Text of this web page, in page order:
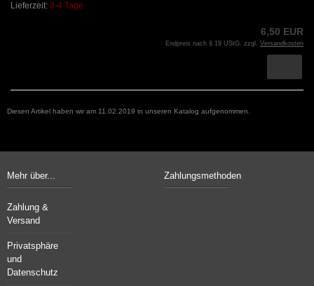
Lieferzeit: 3-4 Tage
6,50 EUR
Endpreis nach § 19 UStG. zzgl. Versandkosten
Diesen Artikel haben wir am 11.02.2019 in unseren Katalog aufgenommen.
Mehr über...
Zahlung &
Versand
Privatsphäre
und
Datenschutz
Zahlungsmethoden